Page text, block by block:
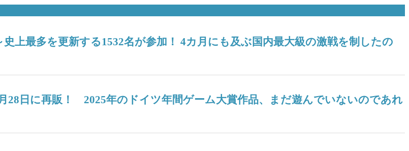
史上最多を更新する1532名が参加！ 4カ月にも及ぶ国内最大級の激戦を制したの
28日に再販！ 2025年のドイツ年間ゲーム大賞作品、まだ遊んでいないのであれ